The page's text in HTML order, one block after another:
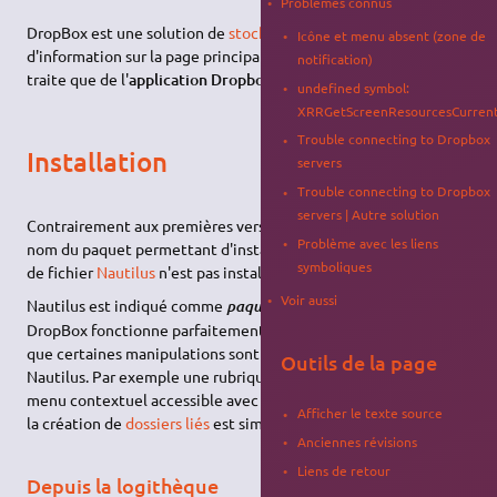
DropBox est une solution destockage de fichiers (cloud). Plus
d'information sur la page principale de Dropbox, cette page ne
traite que de l'application Dropbox pour Linux
Installation
Contrairement aux premières versions et à ce que suggère le
nom du paquet permettant d'installer DropBox, le navigateur
de fichierNautilus n'est pas installé automatiquement.
Nautilus est indiqué comme paquet suggéré. Cela signifie que
DropBox fonctionne parfaitement sans installer Nautilus et
que certaines manipulations sont simplifiées en installant
Nautilus. Par exemple une rubrique DropBox existe dans le
menu contextuel accessible avec le bouton droit de la souris et
la création dedossiers liésest simplifié avec Nautilus.
Depuis la logithèque
Icône et menu absent (zone de
notification)
undefined symbol:
Trouble connecting to Dropbox
servers
Trouble connecting to Dropbox
servers | Autre solution
Problème avec les liens
symboliques
Voir aussi
Outils de la page
Afficher le texte source
Anciennes révisions
Liens de retour